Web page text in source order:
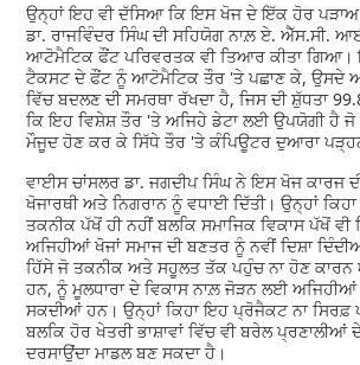
ਉਨ੍ਹਾਂ ਇਹ ਵੀ ਦੱਸਿਆ ਕਿ ਇਸ ਖੋਜ ਦੇ ਇੱਕ ਹੋਰ ਪੜਾਅ
ਡਾ. ਰਾਜਵਿੰਦਰ ਸਿੰਘ ਦੀ ਸਹਿਯੋਗ ਨਾਲ਼ ਏ.
ਆਟੋਮੈਟਿਕ ਫੌਂਟ ਪਰਿਵਰਤਕ ਵੀ ਤਿਆਰ ਕੀਤਾ
ਟੈਕਸਟ ਦੇ ਫੌਂਟ ਨੂੰ ਆਟੋਮੈਟਿਕ ਤੌਰ 'ਤੇ ਪਛਾਣ ਕੇ, ਉਸਦੇ
ਵਿੱਚ ਬਦਲਣ ਦੀ ਸਮਰਥਾ ਰੱਖਦਾ ਹੈ, ਜਿਸ ਦੀ ਸ਼ੁੱਧਤਾ
ਕਿ ਇਹ ਵਿਸ਼ੇਸ਼ ਤੌਰ 'ਤੇ ਅਜਿਹੇ ਡੇਟਾ ਲਈ ਉਪਯੋਗੀ ਹੈ ਜੋ
ਮੌਜੂਦ ਹੋਣ ਕਰ ਕੇ ਸਿੱਧੇ ਤੌਰ 'ਤੇ ਕੰਪਿਊਟਰ ਦੁਆਰਾ
ਵਾਈਸ ਚਾਂਸਲਰ ਡਾ. ਜਗਦੀਪ ਸਿੰਘ ਨੇ ਇਸ ਖੋਜ ਕਾਰਜ
ਖੋਜਾਰਥੀ ਅਤੇ ਨਿਗਰਾਨ ਨੂੰ ਵਧਾਈ ਦਿੱਤੀ। ਉਨ੍ਹਾਂ
ਤਕਨੀਕ ਪੱਖੋਂ ਹੀ ਨਹੀਂ ਬਲਕਿ ਸਮਾਜਿਕ ਵਿਕਾਸ ਪੱਖੋਂ
ਅਜਿਹੀਆਂ ਖੋਜਾਂ ਸਮਾਜ ਦੀ ਬਣਤਰ ਨੂੰ ਨਵੀਂ ਦਿਸ਼ਾ
ਹਿੱਸੇ ਜੋ ਤਕਨੀਕ ਅਤੇ ਸਹੂਲਤ ਤੱਕ ਪਹੁੰਚ ਨਾ ਹੋਣ ਕਾਰਨ
ਹਨ, ਨੂੰ ਮੂਲਧਾਰਾ ਦੇ ਵਿਕਾਸ ਨਾਲ਼ ਜੋੜਨ ਲਈ ਅਜਿਹੀਆਂ
ਸਕਦੀਆਂ ਹਨ। ਉਨ੍ਹਾਂ ਕਿਹਾ ਇਹ ਪ੍ਰੋਜੈਕਟ ਨਾ ਸਿਰਫ਼
ਬਲਕਿ ਹੋਰ ਖੇਤਰੀ ਭਾਸ਼ਾਵਾਂ ਵਿੱਚ ਵੀ ਬਰੇਲ ਪ੍ਰਣਾਲੀਆਂ
ਦਰਸਾਉਂਦਾ ਮਾਡਲ ਬਣ ਸਕਦਾ ਹੈ।